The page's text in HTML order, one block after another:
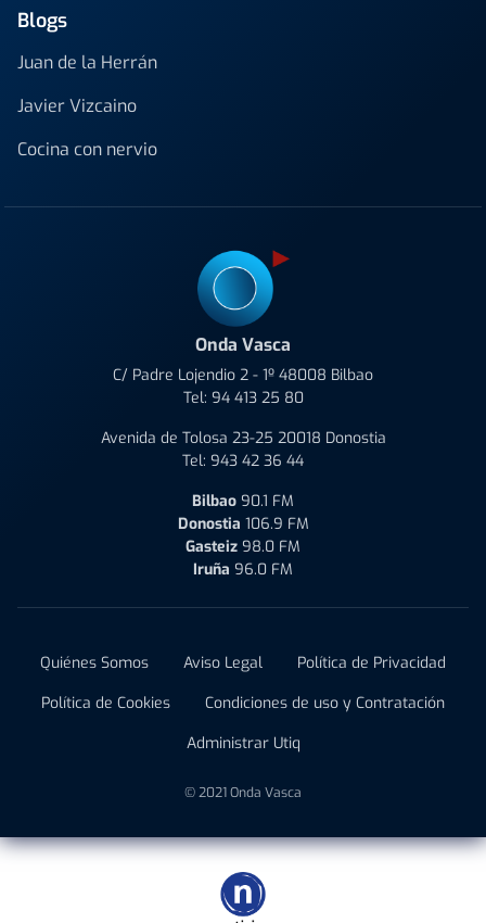
Blogs
Juan de la Herrán
Javier Vizcaino
Cocina con nervio
Onda Vasca
C/ Padre Lojendio 2 - 1º 48008 Bilbao
Tel: 94 413 25 80
Avenida de Tolosa 23-25 20018 Donostia
Tel: 943 42 36 44
Bilbao 90.1 FM
Donostia 106.9 FM
Gasteiz 98.0 FM
Iruña 96.0 FM
Quiénes Somos Aviso Legal
Política de Privacidad
Política de Cookies
Condiciones de uso y Contratación
Administrar Utiq
© 2021 Onda Vasca